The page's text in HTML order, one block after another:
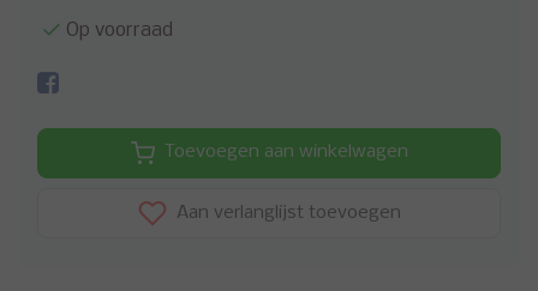
Op voorraad
Toevoegen aan winkelwagen
Aan verlanglijst toevoegen